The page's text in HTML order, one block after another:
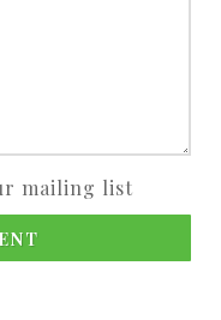
mailing list